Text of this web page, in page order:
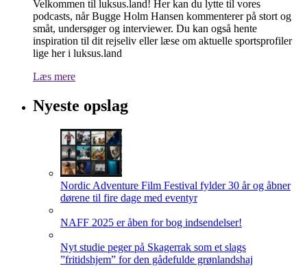
Velkommen til luksus.land! Her kan du lytte til vores
podcasts, når Bugge Holm Hansen kommenterer på stort og
småt, undersøger og interviewer. Du kan også hente
inspiration til dit rejseliv eller læse om aktuelle sportsprofiler
lige her i luksus.land
Læs mere
Nyeste opslag
Nordic Adventure Film Festival fylder 30 år og åbner
dørene til fire dage med eventyr
NAFF 2025 er åben for bog indsendelser!
Nyt studie peger på Skagerrak som et slags
”fritidshjem” for den gådefulde grønlandshaj